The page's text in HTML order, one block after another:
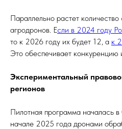
Параллельно растет
агродронов. Если в 2024 году
то к 2026 году их будет 12, а к
Это обеспечивает конкуренцию
Экспериментальный
регионов
Пилотная программа началась
начале 2025 года дронами